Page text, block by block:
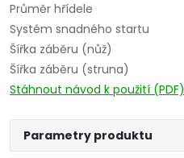
Průměr hřídele
Systém snadného startu
Šířka záběru (nůž)
Šířka záběru (struna)
Stáhnout návod k použití (PDF)
Parametry produktu